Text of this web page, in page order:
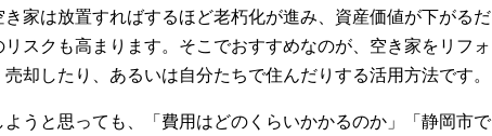
家は放置すればするほど老朽化が進み、資産価値が下がるだ
スクも高まります。そこでおすすめなのが、空き家をリフォ
却したり、あるいは自分たちで住んだりする活用方法です。
うと思っても、「費用はどのくらいかかるのか」「静岡市で